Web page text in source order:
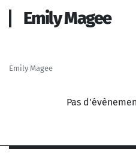
Emily Magee
Emily Magee
Pas